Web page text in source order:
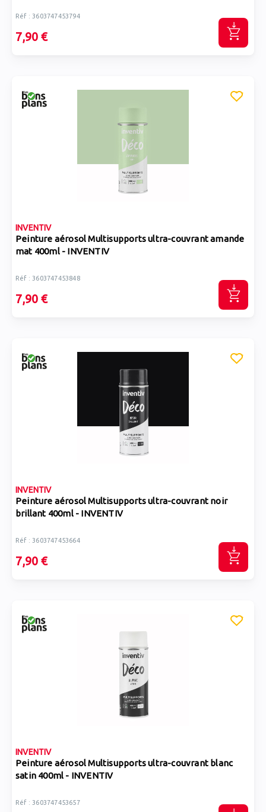
Réf : 3603747453794
7,90 €
INVENTIV
Peinture aérosol Multisupports ultra-couvrant amande
mat 400ml - INVENTIV
Réf : 3603747453848
7,90 €
INVENTIV
Peinture aérosol Multisupports ultra-couvrant noir
brillant 400ml - INVENTIV
Réf : 3603747453664
7,90 €
INVENTIV
Peinture aérosol Multisupports ultra-couvrant blanc
satin 400ml - INVENTIV
Réf : 3603747453657